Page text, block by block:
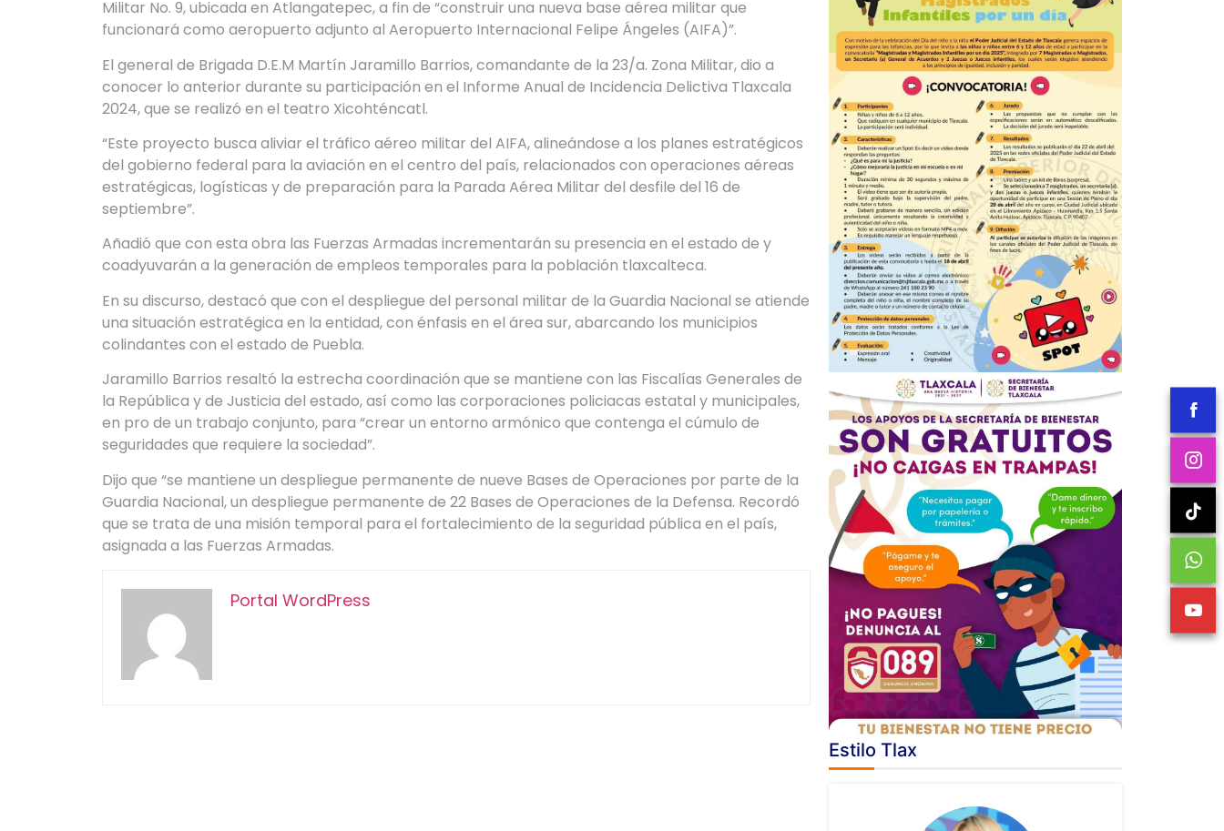
Militar No. 9, ubicada en Atlangatepec, a fin de “construir una nueva base aérea militar que
funcionará como aeropuerto adjunto al Aeropuerto Internacional Felipe Ángeles (AIFA)”.
El general de Brigada D.E.M Martín Jaramillo Barrios, comandante de la 23/a. Zona Militar, dio a
conocer lo anterior durante su participación en el Informe Anual de Incidencia Delictiva Tlaxcala
2024, que se realizó en el teatro Xicohténcatl.
“Este proyecto busca aliviar el tráfico aéreo militar del AIFA, alineándose a los planes estratégicos
del gobierno federal para la aviación en el centro del país, relacionados con operaciones aéreas
estratégicas, logísticas y de preparación para la Parada Aérea Militar del desfile del 16 de
septiembre”.
Añadió que con esta obra las Fuerzas Armadas incrementarán su presencia en el estado de y
coadyuvarán a la generación de empleos temporales para la población tlaxcalteca.
En su discurso, destacó que con el despliegue del personal militar de la Guardia Nacional se atiende
una situación estratégica en la entidad, con énfasis en el área sur, abarcando los municipios
colindantes con el estado de Puebla.
Jaramillo Barrios resaltó la estrecha coordinación que se mantiene con las Fiscalías Generales de
la República y de Justicia del estado, así como las corporaciones policiacas estatal y municipales,
en pro de un trabajo conjunto, para “crear un entorno armónico que contenga el cúmulo de
seguridades que requiere la sociedad”.
Dijo que “se mantiene un despliegue permanente de nueve Bases de Operaciones por parte de la
Guardia Nacional, un despliegue permanente de 22 Bases de Operaciones de la Defensa. Recordó
que se trata de una misión temporal para el fortalecimiento de la seguridad pública en el país,
asignada a las Fuerzas Armadas.
Portal WordPress
Estilo Tlax